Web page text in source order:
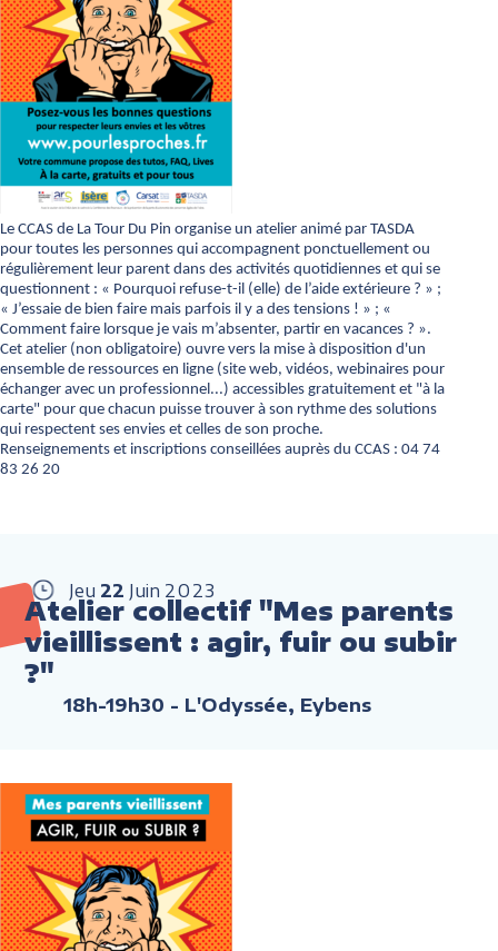
Le CCAS de La Tour Du Pin organise un atelier animé par TASDA
pour toutes les personnes qui accompagnent ponctuellement ou
régulièrement leur parent dans des activités quotidiennes et qui se
questionnent : « Pourquoi refuse-t-il (elle) de l’aide extérieure ? » ;
« J’essaie de bien faire mais parfois il y a des tensions ! » ; «
Comment faire lorsque je vais m’absenter, partir en vacances ? ».
Cet atelier (non obligatoire) ouvre vers la mise à disposition d'un
ensemble de ressources en ligne (site web, vidéos, webinaires pour
échanger avec un professionnel...) accessibles gratuitement et "à la
carte" pour que chacun puisse trouver à son rythme des solutions
qui respectent ses envies et celles de son proche.
Renseignements et inscriptions conseillées auprès du CCAS : 04 74
83 26 20
Jeu 22 Juin 2023
Atelier collectif "Mes parents
vieillissent : agir, fuir ou subir
?"
18h-19h30 - L'Odyssée, Eybens